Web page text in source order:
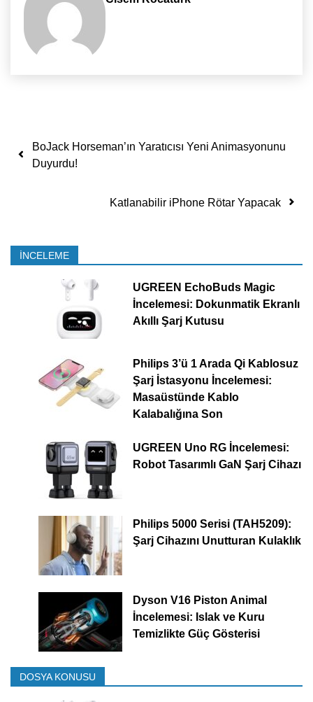
Yazı dolaşımı
BoJack Horseman’ın Yaratıcısı Yeni Animasyonunu
Duyurdu!
Katlanabilir iPhone Rötar Yapacak
İNCELEME
UGREEN EchoBuds Magic
İncelemesi: Dokunmatik Ekranlı
Akıllı Şarj Kutusu
Philips 3’ü 1 Arada Qi Kablosuz
Şarj İstasyonu İncelemesi:
Masaüstünde Kablo
Kalabalığına Son
UGREEN Uno RG İncelemesi:
Robot Tasarımlı GaN Şarj Cihazı
Philips 5000 Serisi (TAH5209):
Şarj Cihazını Unutturan Kulaklık
Dyson V16 Piston Animal
İncelemesi: Islak ve Kuru
Temizlikte Güç Gösterisi
DOSYA KONUSU